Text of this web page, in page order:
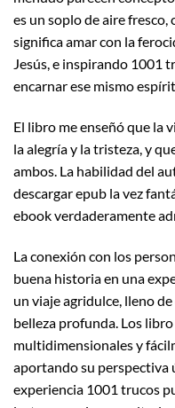
es un soplo de aire
significa amar con la
Jesús, e inspirando 1001
encarnar ese mismo
El libro me enseñó que la
la alegría y la tristeza, y
ambos. La habilidad del
descargar epub la vez
ebook verdaderamente
La conexión con los
buena historia en una
un viaje agridulce, lleno
belleza profunda. Los
multidimensionales y
aportando su perspectiva
experiencia 1001 trucos